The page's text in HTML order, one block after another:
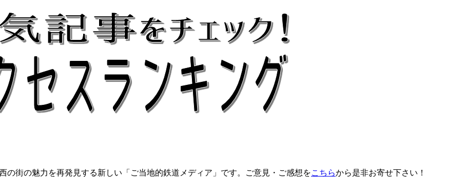
街の魅力を再発見する新しい「ご当地的鉄道メディア」です。ご意見・ご感想をこちらから是非お寄せ下さい！